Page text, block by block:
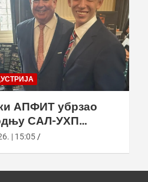
АПФИТ убрзао
САЛ-УХП
УССОЦОМ
| 15:05